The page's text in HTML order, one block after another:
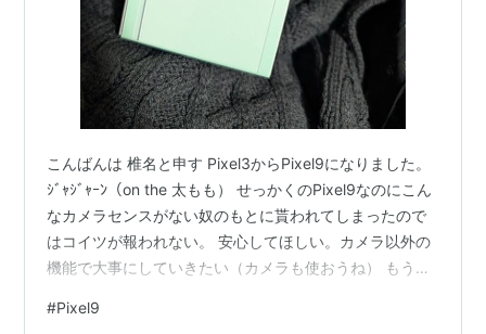
こんばんは 椎名と申す Pixel3からPixel9になりました。
ｼﾞｬｼﾞｬｰﾝ（on the 太もも） せっかくのPixel9なのにこん
なカメラセンスがない奴のもとに貰われてしまったので
はコイツが報われない。 安心してほしい。カメラ以外の
機能で大事にしていきたい（カメラも使おうね） もう少
が聞こえてきそうだが、「Pixel7aめっちゃ安いぞ！これ
#Pixel9